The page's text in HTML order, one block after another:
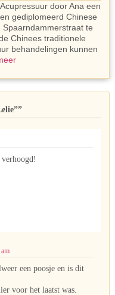
door Ana een
gediplomeerd Chinese
te
Chinees traditionele
behandelingen kunnen
een poosje en is dit
voor het laatst was.